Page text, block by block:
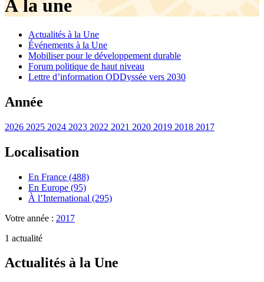
À la une
Actualités à la Une
Événements à la Une
Mobiliser pour le développement durable
Forum politique de haut niveau
Lettre d’information ODDyssée vers 2030
Année
2026 2025 2024 2023 2022 2021 2020 2019 2018 2017
Localisation
En France (488)
En Europe (95)
À l’International (295)
Votre année : 2017
1 actualité
Actualités à la Une